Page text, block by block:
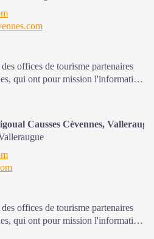
offices de tourisme partenaires
qui ont pour mission l'information
découverte et d'animation ainsi
Causses Cévennes,
offices de tourisme partenaires
qui ont pour mission l'information
découverte et d'animations ainsi